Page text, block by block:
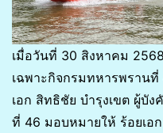
เมื่อวันที่ 30 สิงหาคม
เฉพาะกิจกรมทหารพราน
เอก สิทธิชัย บำรุงเขต ผู้บั
ที่ 46 มอบหมายให้ ร้อยเอ